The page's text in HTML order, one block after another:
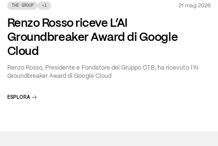
THE GROUP +1 21 mag 2026
Renzo Rosso riceve L’AI
Groundbreaker Award di Google
Cloud
Renzo Rosso, Presidente e Fondatore del Gruppo OTB, ha ricevuto l’AI
Groundbreaker Award di Google Cloud
ESPLORA